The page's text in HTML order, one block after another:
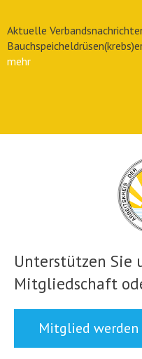
Aktuelle
mehr
Unterstützen Sie
Mitgliedschaft
Mitglied werden